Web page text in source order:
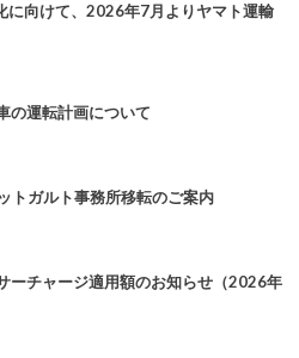
に向けて、2026年7月よりヤマト運輸
の運転計画について
トガルト事務所移転のご案内
ーチャージ適用額のお知らせ（2026年